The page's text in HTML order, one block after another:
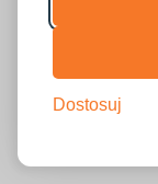
Dostosuj